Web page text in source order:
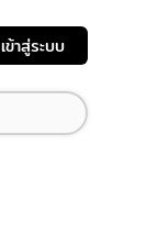
เข้าสู่ระบบ